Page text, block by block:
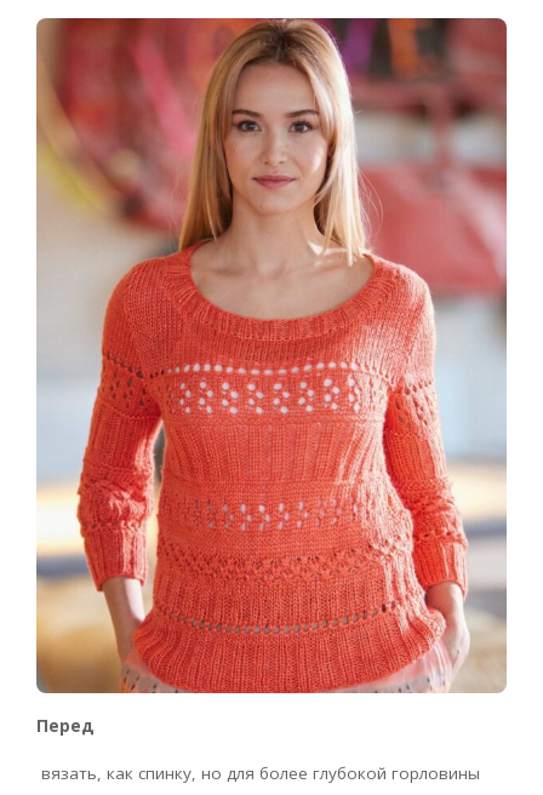
Перед
вязать, как спинку, но для более глубокой горловины